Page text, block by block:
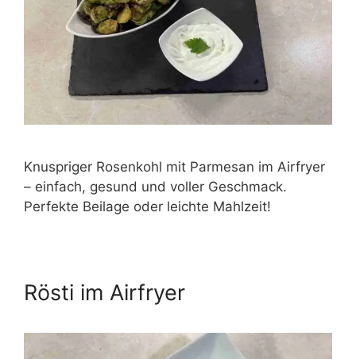
Knuspriger Rosenkohl mit Parmesan im Airfryer
– einfach, gesund und voller Geschmack.
Perfekte Beilage oder leichte Mahlzeit!
Rösti im Airfryer